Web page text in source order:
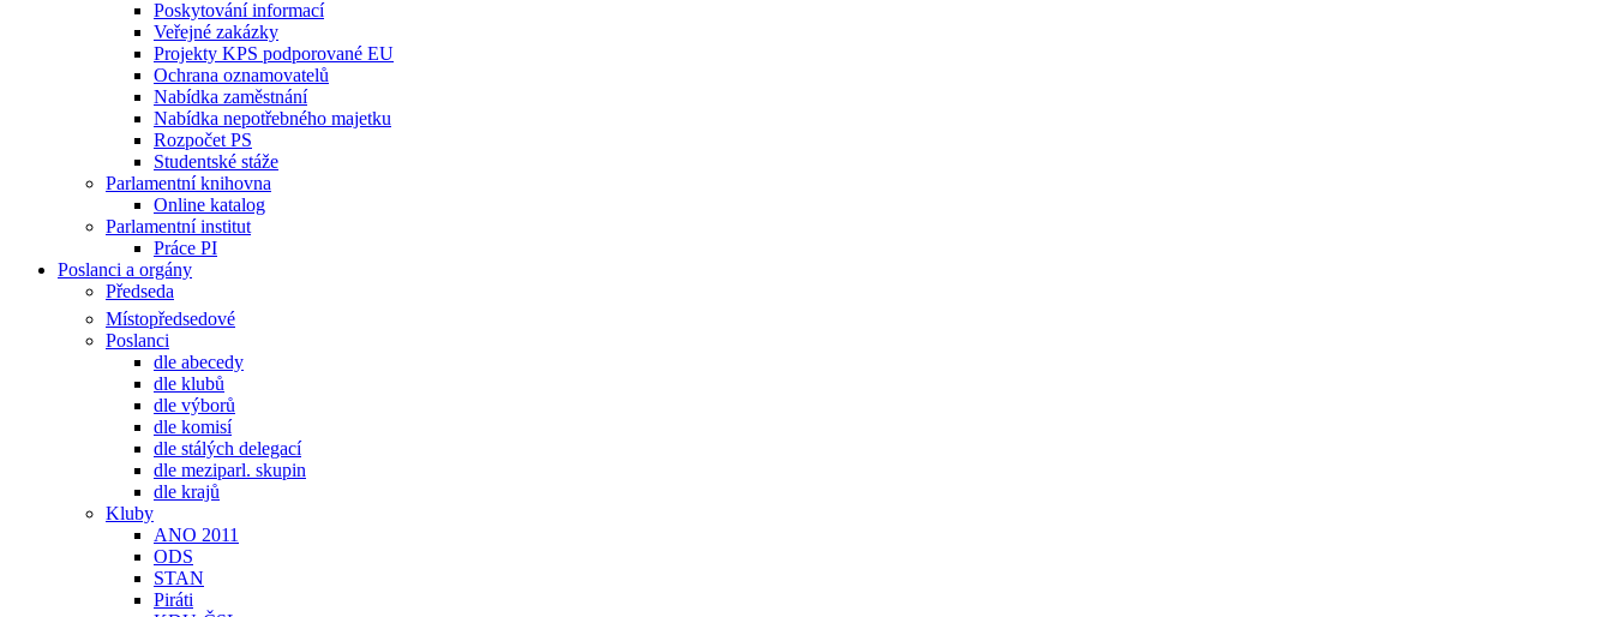
Poskytování informací
Veřejné zakázky
Projekty KPS podporované EU
Ochrana oznamovatelů
Nabídka zaměstnání
Nabídka nepotřebného majetku
Rozpočet PS
Studentské stáže
Parlamentní knihovna
Online katalog
Parlamentní institut
Práce PI
Poslanci a orgány
Předseda
Místopředsedové
Poslanci
dle abecedy
dle klubů
dle výborů
dle komisí
dle stálých delegací
dle meziparl. skupin
dle krajů
Kluby
ANO 2011
ODS
STAN
Piráti